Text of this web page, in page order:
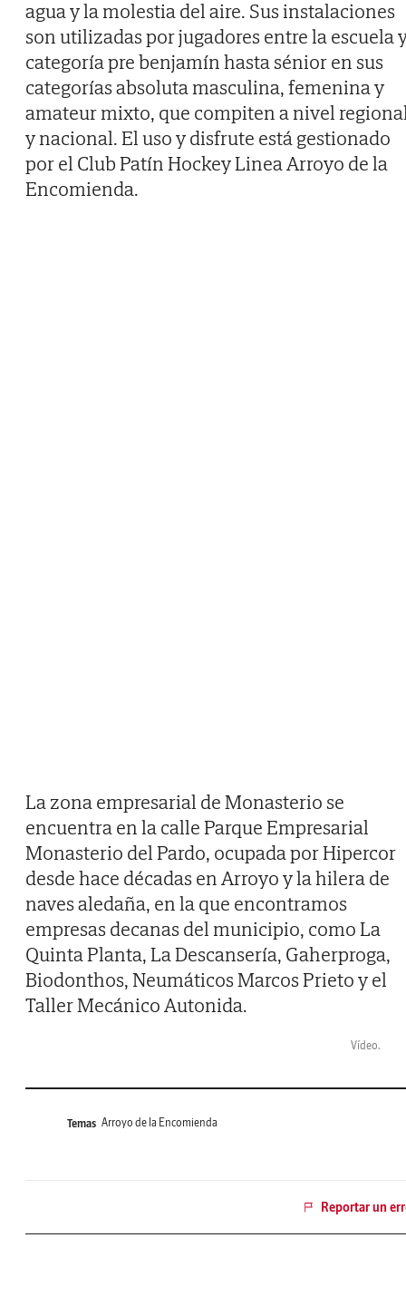
agua y la molestia del aire. Sus instalaciones
son utilizadas por jugadores entre la escuela
categoría pre benjamín hasta sénior en sus
categorías absoluta masculina, femenina y
amateur mixto, que compiten a nivel
y nacional. El uso y disfrute está gestionado
por el Club Patín Hockey Linea Arroyo de la
Encomienda.
La zona empresarial de Monasterio se
encuentra en la calle Parque Empresarial
Monasterio del Pardo, ocupada por Hipercor
desde hace décadas en Arroyo y la hilera de
naves aledaña, en la que encontramos
empresas decanas del municipio, como La
Quinta Planta, La Descansería, Gaherproga,
Biodonthos, Neumáticos Marcos Prieto y el
Taller Mecánico Autonida.
Vídeo.
Temas Arroyo de la Encomienda
Reportar un